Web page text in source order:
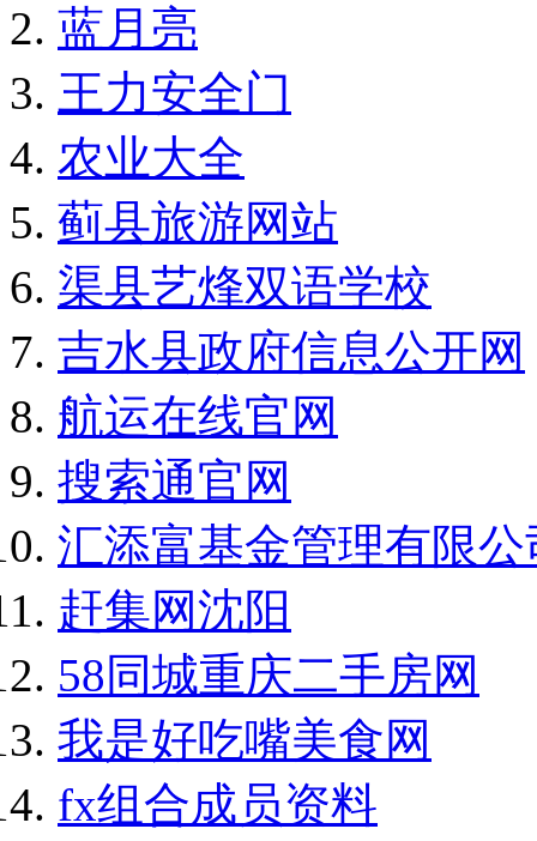
蓝月亮
王力安全门
农业大全
蓟县旅游网站
渠县艺烽双语学校
吉水县政府信息公开网
航运在线官网
搜索通官网
汇添富基金管理有限公
赶集网沈阳
58同城重庆二手房网
我是好吃嘴美食网
fx组合成员资料